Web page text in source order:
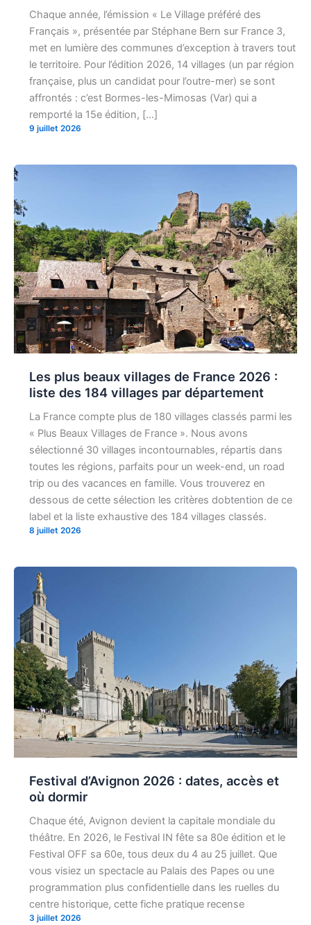
Chaque année, l’émission « Le Village préféré des
Français », présentée par Stéphane Bern sur France 3,
met en lumière des communes d’exception à travers tout
le territoire. Pour l’édition 2026, 14 villages (un par région
française, plus un candidat pour l’outre-mer) se sont
affrontés : c’est Bormes-les-Mimosas (Var) qui a
remporté la 15e édition, […]
9 juillet 2026
Les plus beaux villages de France 2026 :
liste des 184 villages par département
La France compte plus de 180 villages classés parmi les
« Plus Beaux Villages de France ». Nous avons
sélectionné 30 villages incontournables, répartis dans
toutes les régions, parfaits pour un week-end, un road
trip ou des vacances en famille. Vous trouverez en
dessous de cette sélection les critères dobtention de ce
label et la liste exhaustive des 184 villages classés.
8 juillet 2026
Festival d’Avignon 2026 : dates, accès et
où dormir
Chaque été, Avignon devient la capitale mondiale du
théâtre. En 2026, le Festival IN fête sa 80e édition et le
Festival OFF sa 60e, tous deux du 4 au 25 juillet. Que
vous visiez un spectacle au Palais des Papes ou une
programmation plus confidentielle dans les ruelles du
centre historique, cette fiche pratique recense
3 juillet 2026